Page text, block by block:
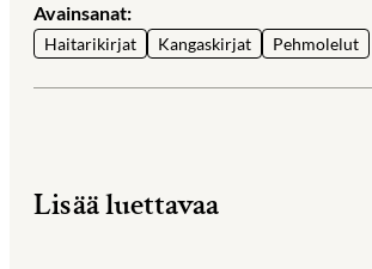
Avainsanat:
Haitarikirjat Kangaskirjat Pehmolelut
Lisää luettavaa